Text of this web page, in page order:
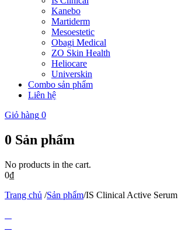
Kanebo
Martiderm
Mesoestetic
Obagi Medical
ZO Skin Health
Heliocare
Universkin
Combo sản phẩm
Liên hệ
Giỏ hàng 0
0 Sản phẩm
No products in the cart.
0₫
Trang chủ /Sản phẩm/IS Clinical Active Serum